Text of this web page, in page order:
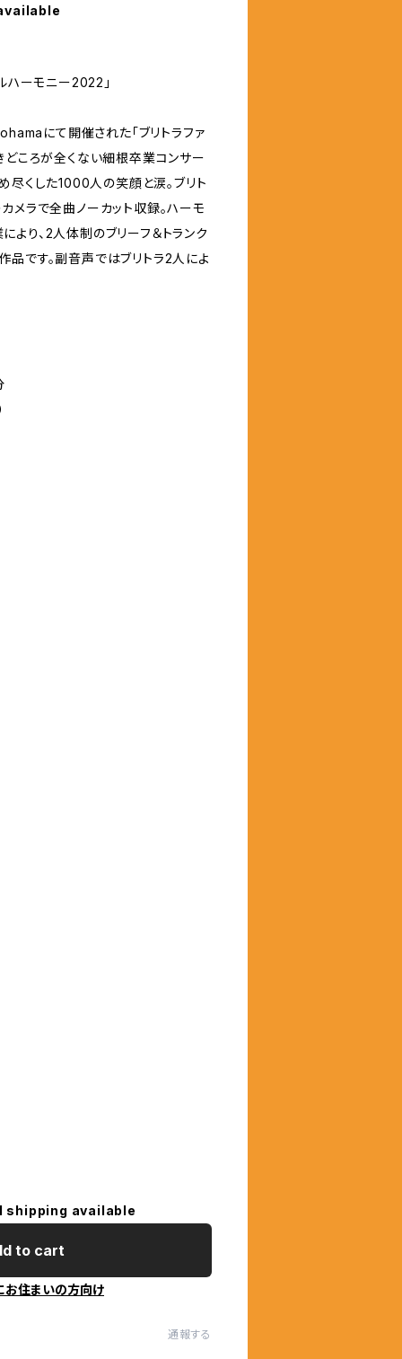
ハーモニー2022」
にて開催された「ブリトラファ
ころが全くない細根卒業コンサー
尽くした1000人の笑顔と涙。ブリト
メラで全曲ノーカット収録。ハーモ
り、2人体制のブリーフ＆トランク
です。副音声ではブリトラ2人によ
shipping available
to cart
お住まいの方向け
通報する